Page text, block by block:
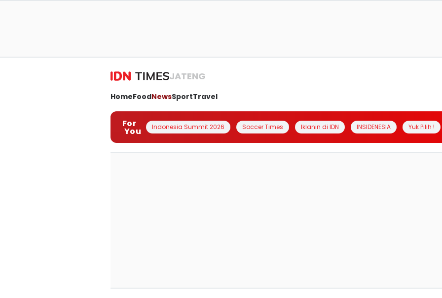
JATENG
HomeFoodNewsSportTravel
For
You Indonesia Summit 2026 Soccer Times Iklanin di IDN INSIDENESIA Yuk Pilih !